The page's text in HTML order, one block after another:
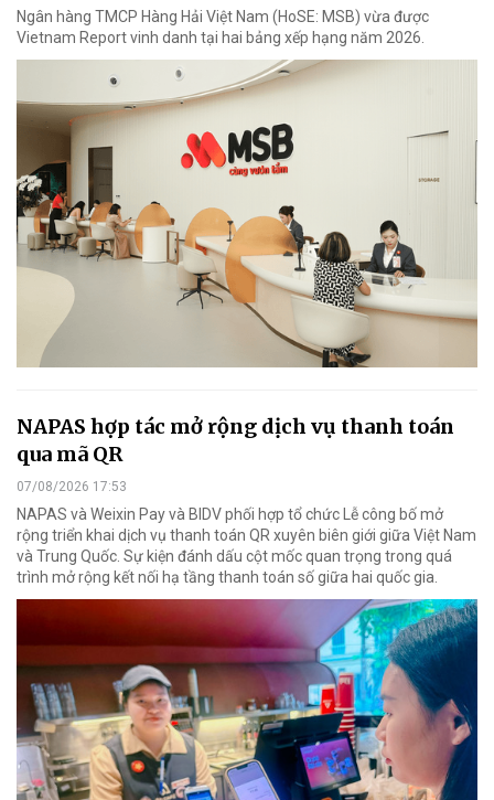
Ngân hàng TMCP Hàng Hải Việt Nam (HoSE: MSB) vừa được
Vietnam Report vinh danh tại hai bảng xếp hạng năm 2026.
NAPAS hợp tác mở rộng dịch vụ thanh toán
qua mã QR
07/08/2026 17:53
NAPAS và Weixin Pay và BIDV phối hợp tổ chức Lễ công bố mở
rộng triển khai dịch vụ thanh toán QR xuyên biên giới giữa Việt Nam
và Trung Quốc. Sự kiện đánh dấu cột mốc quan trọng trong quá
trình mở rộng kết nối hạ tầng thanh toán số giữa hai quốc gia.